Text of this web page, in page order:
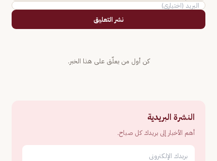
نشر التعليق
كن أول من يعلّق على هذا الخبر.
النشرة البريدية
أهم الأخبار إلى بريدك كل صباح.